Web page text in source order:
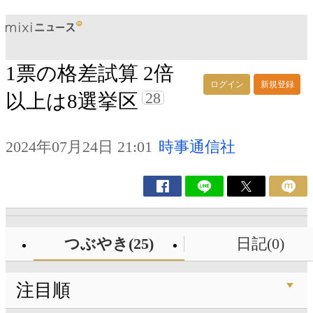
ログイン 新規登録
1票の格差試算 2倍
以上は8選挙区 28
2024年07月24日 21:01 時事通信社
つぶやき(25) 日記(0)
注目順